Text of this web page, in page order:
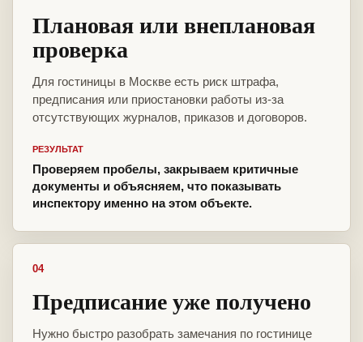
Плановая или внеплановая
проверка
Для гостиницы в Москве есть риск штрафа,
предписания или приостановки работы из-за
отсутствующих журналов, приказов и договоров.
РЕЗУЛЬТАТ
Проверяем пробелы, закрываем критичные
документы и объясняем, что показывать
инспектору именно на этом объекте.
04
Предписание уже получено
Нужно быстро разобрать замечания по гостинице